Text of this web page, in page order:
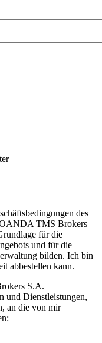
des
TMS Brokers
für die
und für die
bilden. Ich bin
abbestellen kann.
S.A.
und Dienstleistungen,
an die von mir